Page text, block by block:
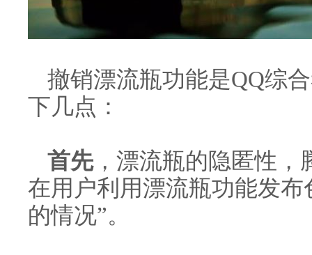
撤销漂流瓶功能是QQ综
下几点：
首先，漂流瓶的隐匿性，
在用户利用漂流瓶功能发
的情况”。